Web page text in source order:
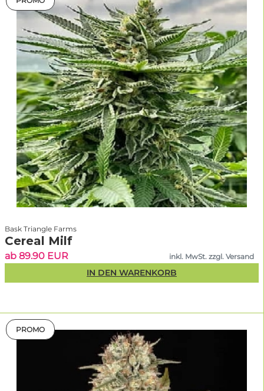
Bask Triangle Farms
Cereal Milf
ab 89.90 EUR inkl. MwSt. zzgl. Versand
IN DEN WARENKORB
PROMO